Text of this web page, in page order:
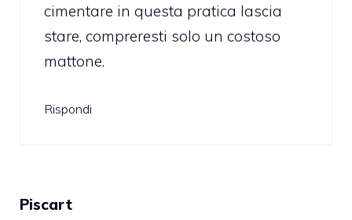
cimentare in questa pratica lascia
stare, compreresti solo un costoso
mattone.
Rispondi
Piscart